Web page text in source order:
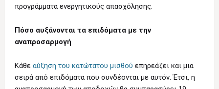
προγράμματα ενεργητικούς απασχόλησης.
Πόσο αυξάνονται τα επιδόματα με την
αναπροσαρμογή
Κάθε αύξηση του κατώτατου μισθού επηρεάζει και μια
σειρά από επιδόματα που συνδέονται με αυτόν. Έτσι, η